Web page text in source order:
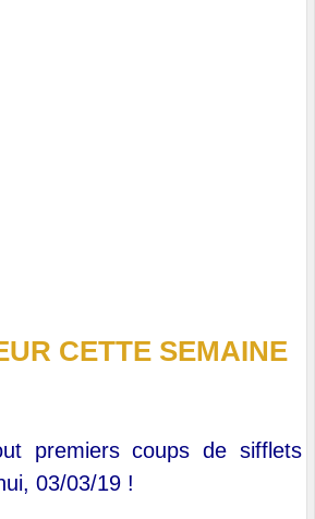
CETTE SEMAINE
premiers coups de sifflets
03/03/19 !